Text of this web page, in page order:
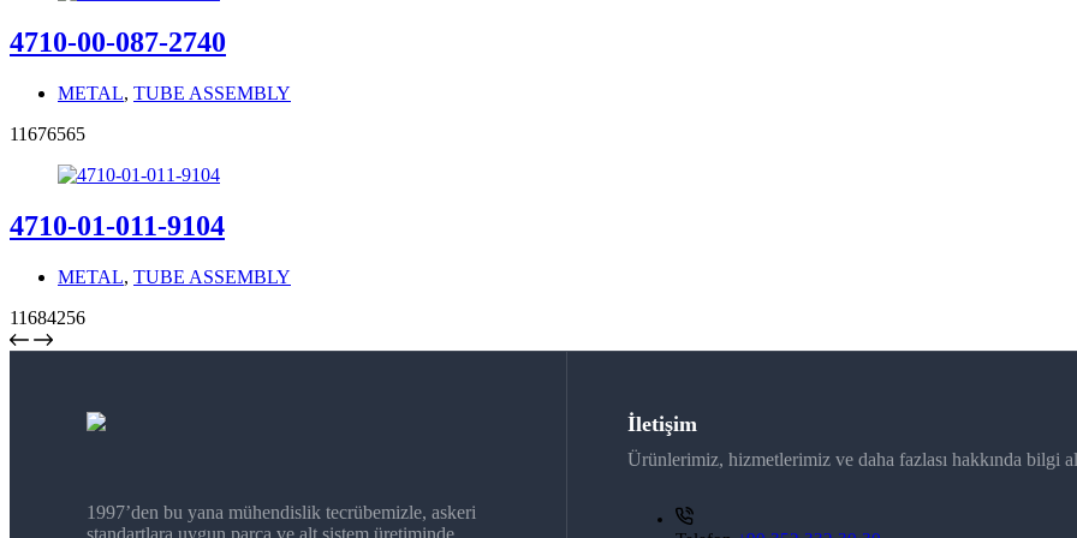
4710-00-087-2740
METAL, TUBE ASSEMBLY
11676565
4710-01-011-9104
METAL, TUBE ASSEMBLY
11684256
1997’den bu yana mühendislik tecrübemizle, askeri
İletişim
Ürünlerimiz, hizmetlerimiz ve daha fazlası hakkında bilgi